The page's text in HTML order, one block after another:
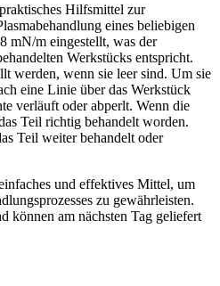
Hilfsmittel zur
eines beliebigen
mN/m eingestellt, was der
Werkstücks entspricht.
werden, wenn sie leer sind. Um sie
eine Linie über das Werkstück
verläuft oder abperlt. Wenn die
Teil richtig behandelt worden.
Teil weiter behandelt oder
und effektives Mittel, um
zu gewährleisten.
können am nächsten Tag geliefert